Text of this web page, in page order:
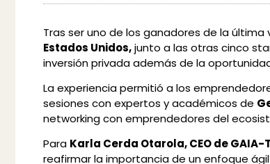
Tras ser uno de los ganadores de la última
Estados Unidos,junto a las otras cinco
inversión privada además de la
La experiencia permitió a los
sesiones con expertos y académicos de
networking con emprendedores del
Para Karla Cerda Otarola, CEO de GAIA-
reafirmar la importancia de un enfoque